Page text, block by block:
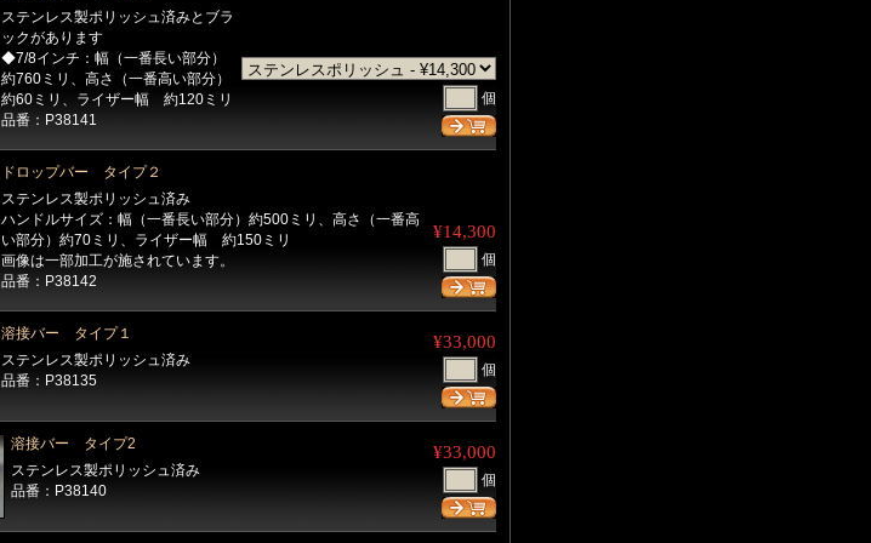
ステンレス製ポリッシュ済みとブラ
ックがあります
◆7/8インチ：幅（一番長い部分）
約760ミリ、高さ（一番高い部分）
約60ミリ、ライザー幅 約120ミリ
品番：P38141
個
ドロップバー タイプ２
ステンレス製ポリッシュ済み
ハンドルサイズ：幅（一番長い部分）約500ミリ、高さ（一番高
い部分）約70ミリ、ライザー幅 約150ミリ
画像は一部加工が施されています。
品番：P38142
¥14,300
個
溶接バー タイプ１
ステンレス製ポリッシュ済み
品番：P38135
¥33,000
個
溶接バー タイプ2
ステンレス製ポリッシュ済み
品番：P38140
¥33,000
個